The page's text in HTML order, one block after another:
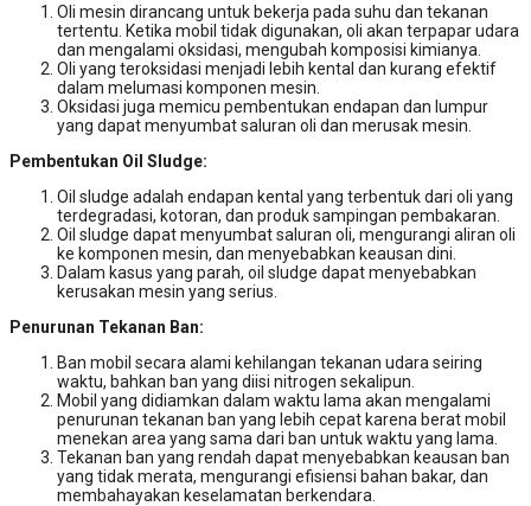
Oli mesin dirancang untuk bekerja pada suhu dan tekanan
tertentu. Ketika mobil tidak digunakan, oli akan terpapar udara
dan mengalami oksidasi, mengubah komposisi kimianya.
Oli yang teroksidasi menjadi lebih kental dan kurang efektif
dalam melumasi komponen mesin.
Oksidasi juga memicu pembentukan endapan dan lumpur
yang dapat menyumbat saluran oli dan merusak mesin.
Pembentukan Oil Sludge:
Oil sludge adalah endapan kental yang terbentuk dari oli yang
terdegradasi, kotoran, dan produk sampingan pembakaran.
Oil sludge dapat menyumbat saluran oli, mengurangi aliran oli
ke komponen mesin, dan menyebabkan keausan dini.
Dalam kasus yang parah, oil sludge dapat menyebabkan
kerusakan mesin yang serius.
Penurunan Tekanan Ban:
Ban mobil secara alami kehilangan tekanan udara seiring
waktu, bahkan ban yang diisi nitrogen sekalipun.
Mobil yang didiamkan dalam waktu lama akan mengalami
penurunan tekanan ban yang lebih cepat karena berat mobil
menekan area yang sama dari ban untuk waktu yang lama.
Tekanan ban yang rendah dapat menyebabkan keausan ban
yang tidak merata, mengurangi efisiensi bahan bakar, dan
membahayakan keselamatan berkendara.